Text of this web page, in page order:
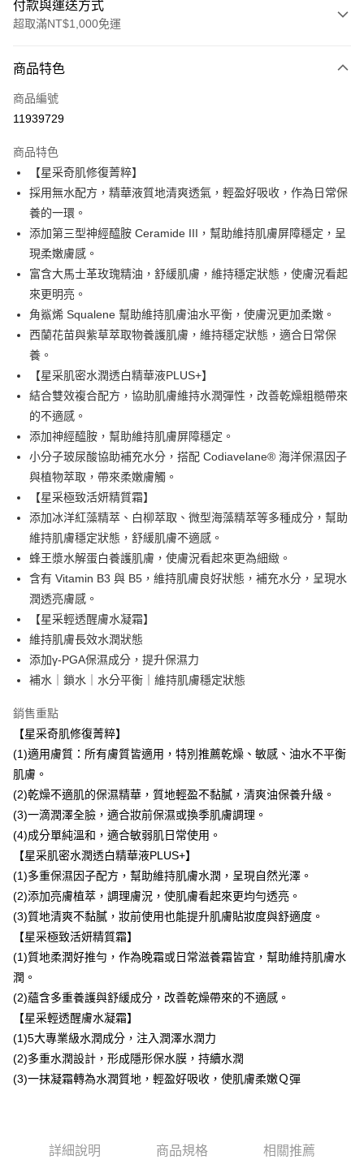
付款與運送方式
超取滿NT$1,000免運
信用卡一次付款
信用卡分期付款
合作金庫商業銀行
華南商業銀行
上海商業儲蓄銀行
台北富邦商業銀行
國泰世華商業銀行
臺灣中小企業銀行
台中商業銀行
匯豐（台灣）商業銀行
聯邦商業銀行
元大商業銀行
永豐商業銀行
玉山商業銀行
台新國際商業銀行
中國信託商業銀行
台灣樂天信用卡公司
6 期 0 利率 每期
華南商業銀行
彰化商業銀行
上海商業儲蓄銀行
國泰世華商業銀行
兆豐國際商業銀行
臺灣中小企業銀行
匯豐（台灣）商業銀行
華泰商業銀行
聯邦商業銀行
元大商業銀行
玉山商業銀行
星展（台灣）商業銀行
台新國際商業銀行
中國信託商業銀行
台灣樂天信用卡公司
超商取貨付款
LINE Pay
Apple Pay
街口支付
悠遊付
全盈+PAY
大哥付你分期
相關說明
1.本服務由台灣大哥大提供，台灣大哥大用戶可立即使用無須另外申請。
2.付款方式選擇「大哥付你分期」，訂單成立後會自動跳轉到大哥付的交易
流程，驗證手機門號後，選擇欲分期的期數、繳款截止日，確認付款後即完
成交易。
3.實際核准額度、可分期數及費用金額請依後續交易確認頁面所載為準。
4.訂單成立30分鐘內，如未前往確認交易或遇審核未通過，訂單將自動取
消。如遇「轉專審核」未通過狀況，表示未達大哥付你分期系統評分，恕無
法說明評估內容。
【繳款方式說明】
1.分期款項不併入電信帳單，「大哥付你分期」於每月結算日後寄送繳費提
2.透過簡訊連結打開帳單後，可選擇「超商條碼／台灣大直營門市／銀行轉
帳／街口支付／iPASS MONEY」等通路繳費。
【注意事項】
1.本服務係由「台灣大哥大股份有限公司」（以下簡稱本公司）所提供，讓
用戶於交易時，得透過本服務購買商品或服務，並由商店將買賣／分期付款
2.基於同意付款使用「大哥付你分期」之契約關係目的，商店將以您的個人
由本公司與您本人進行分期帳單所需資料之確認、核對及更正。
3.完整用戶服務條款，請詳閱以下連結：
Hami Point
相關說明
「Hami Point」為中華電信所提供之點數服務，可於會員專區綁定中華電信
會員帳號後，即可在購物車使用 Hami Point 折抵消費金額 (1點等於1元)。
ATM付款
運送方式
全家取貨付款
每筆NT$80，滿NT$1,000(含以上)免運費
付款後全家取貨
萊爾富取貨付款
每筆NT$80，滿NT$1,500(含以上)免運費
每筆NT$80，滿NT$1,500(含以上)免運費
每筆NT$80，滿NT$1,500(含以上)免運費
付款後7-11取貨
每筆NT$80，滿NT$1,500(含以上)免運費
宅配(常溫)
每筆NT$100，滿NT$1,500(含以上)免運費
宅配-離島（澎湖、金門、馬祖、小琉球）不含澎湖縣望安鄉、澎湖
縣七美鄉與金門縣烏坵鄉
每筆NT$280，滿NT$3,000(含以上)免運費
商品特色
商品編號
11939729
商品特色
【星采奇肌修復菁粹】
採用無水配方，精華液質地清爽透氣，輕盈好吸收，作為日常保
養的一環。
添加第三型神經醯胺 Ceramide III，幫助維持肌膚屏障穩定，呈
現柔嫩膚感。
富含大馬士革玫瑰精油，舒緩肌膚，維持穩定狀態，使膚況看起
來更明亮。
角鯊烯 Squalene 幫助維持肌膚油水平衡，使膚況更加柔嫩。
西蘭花苗與紫草萃取物養護肌膚，維持穩定狀態，適合日常保
養。
【星采肌密水潤透白精華液PLUS+】
結合雙效複合配方，協助肌膚維持水潤彈性，改善乾燥粗糙帶來
的不適感。
添加神經醯胺，幫助維持肌膚屏障穩定。
小分子玻尿酸協助補充水分，搭配 Codiavelane® 海洋保濕因子
與植物萃取，帶來柔嫩膚觸。
【星采極致活妍精質霜】
添加冰洋紅藻精萃、白柳萃取、微型海藻精萃等多種成分，幫助
維持肌膚穩定狀態，舒緩肌膚不適感。
蜂王漿水解蛋白養護肌膚，使膚況看起來更為細緻。
含有 Vitamin B3 與 B5，維持肌膚良好狀態，補充水分，呈現水
潤透亮膚感。
【星采輕透醒膚水凝霜】
維持肌膚長效水潤狀態
添加γ-PGA保濕成分，提升保濕力
補水｜鎖水｜水分平衡｜維持肌膚穩定狀態
銷售重點
【星采奇肌修復菁粹】
(1)適用膚質：所有膚質皆適用，特別推薦乾燥、敏感、油水不平衡
肌膚。
(2)乾燥不適肌的保濕精華，質地輕盈不黏膩，清爽油保養升級。
(3)一滴潤澤全臉，適合妝前保濕或換季肌膚調理。
(4)成分單純溫和，適合敏弱肌日常使用。
【星采肌密水潤透白精華液PLUS+】
(1)多重保濕因子配方，幫助維持肌膚水潤，呈現自然光澤。
(2)添加亮膚植萃，調理膚況，使肌膚看起來更均勻透亮。
(3)質地清爽不黏膩，妝前使用也能提升肌膚貼妝度與舒適度。
【星采極致活妍精質霜】
(1)質地柔潤好推勻，作為晚霜或日常滋養霜皆宜，幫助維持肌膚水
潤。
(2)蘊含多重養護與舒緩成分，改善乾燥帶來的不適感。
【星采輕透醒膚水凝霜】
(1)5大專業級水潤成分，注入潤澤水潤力
(2)多重水潤設計，形成隱形保水膜，持續水潤
(3)一抹凝霜轉為水潤質地，輕盈好吸收，使肌膚柔嫩Ｑ彈
詳細說明 商品規格 相關推薦